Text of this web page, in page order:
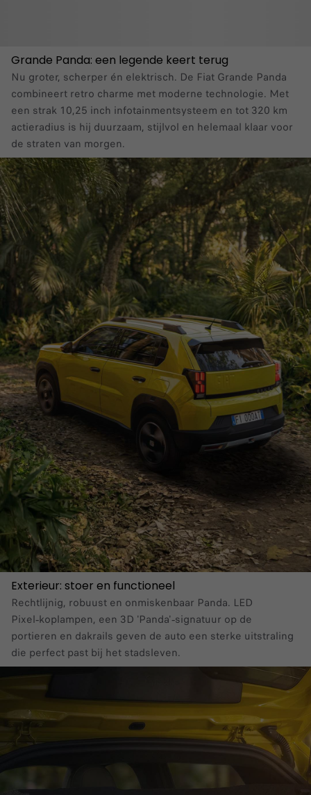
Grande Panda: een legende keert terug
Nu groter, scherper én elektrisch. De Fiat Grande Panda
combineert retro charme met moderne technologie. Met
een strak 10,25 inch infotainmentsysteem en tot 320 km
actieradius is hij duurzaam, stijlvol en helemaal klaar voor
de straten van morgen.
Exterieur: stoer en functioneel
Rechtlijnig, robuust en onmiskenbaar Panda. LED
Pixel‑koplampen, een 3D 'Panda'‑signatuur op de
portieren en dakrails geven de auto een sterke uitstraling
die perfect past bij het stadsleven.